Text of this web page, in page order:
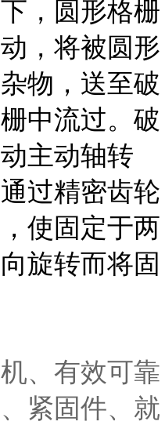
，圆形格栅
，将被圆形
物，送至破
中流过。破
主动轴转
过精密齿轮
使固定于两
旋转而将固
、有效可靠
紧固件、就